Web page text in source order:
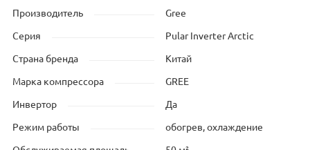
Производитель Gree
Серия Pular Inverter Arctic
Страна бренда Китай
Марка компрессора GREE
Инвертор Да
Режим работы обогрев, охлаждение